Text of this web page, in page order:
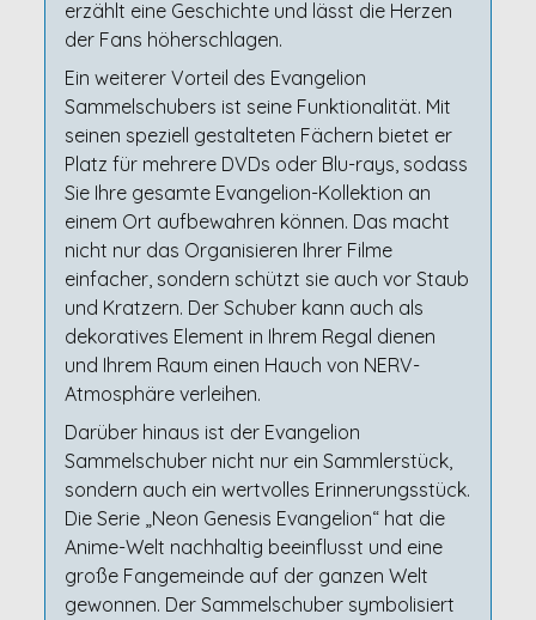
erzählt eine Geschichte und lässt die Herzen
der Fans höherschlagen.
Ein weiterer Vorteil des Evangelion
Sammelschubers ist seine Funktionalität. Mit
seinen speziell gestalteten Fächern bietet er
Platz für mehrere DVDs oder Blu-rays, sodass
Sie Ihre gesamte Evangelion-Kollektion an
einem Ort aufbewahren können. Das macht
nicht nur das Organisieren Ihrer Filme
einfacher, sondern schützt sie auch vor Staub
und Kratzern. Der Schuber kann auch als
dekoratives Element in Ihrem Regal dienen
und Ihrem Raum einen Hauch von NERV-
Atmosphäre verleihen.
Darüber hinaus ist der Evangelion
Sammelschuber nicht nur ein Sammlerstück,
sondern auch ein wertvolles Erinnerungsstück.
Die Serie „Neon Genesis Evangelion“ hat die
Anime-Welt nachhaltig beeinflusst und eine
große Fangemeinde auf der ganzen Welt
gewonnen. Der Sammelschuber symbolisiert